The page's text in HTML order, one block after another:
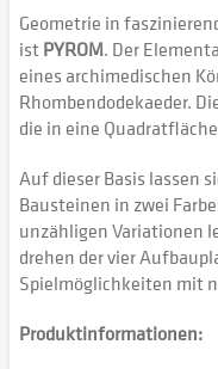
Geometrie in
istPYROM. Der
eines archimedischen
Rhombendodekaeder.
die in eine
Auf dieser Basis lassen
Bausteinen in zwei
unzähligen Variationen
drehen der vier
Spielmöglichkeiten mit
Produktinformationen: